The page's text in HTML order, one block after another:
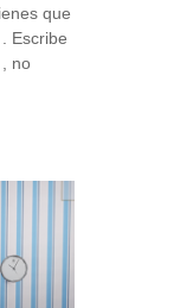
que
Escribe
no